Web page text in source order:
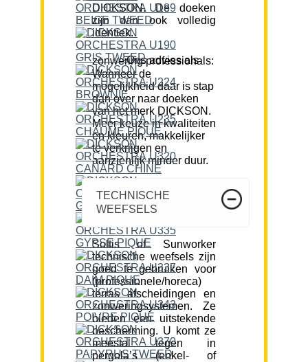
DICKSON. De doeken
zijn dan ook volledig
identiek.
Ons advies als zonwering professionals:
Wanneer de
mogelijkheid daar is stap
dan over naar doeken
van het merk DICKSON.
Meer keuze in kwaliteiten
en kleuren, makkelijker
te verkrijgen en
aanzienlijk minder duur.
TECHNISCHE
WEEFSELS
Soltis of Sunworker
technische weefsels zijn
goed te gebruiken voor
(professionele/horeca)
terras afscheidingen en
zonweringsystemen. Ze
bieden een uitstekende
bescherming. U komt ze
meestal tegen in
pergola’s (enkel- of